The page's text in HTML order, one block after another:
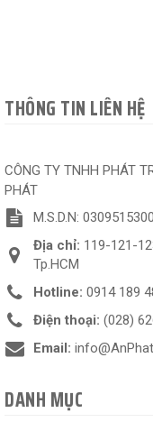
THÔNG TIN LIÊN HỆ
CÔNG TY TNHH PHÁT
PHÁT
M.S.D.N: 0309515300
Địa chỉ: 119-121-
Tp.HCM
Hotline: 0914 189
Điện thoại: (028)
Email:
DANH MỤC